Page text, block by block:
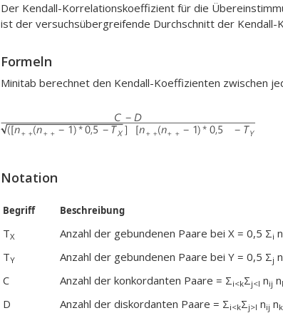
Der Kendall-Korrelationskoeffizient für die
ist der versuchsübergreifende Durchschnitt der Kendall-
Formeln
Minitab berechnet den Kendall-Koeffizienten zwischen
Notation
Begriff Beschreibung
TX Anzahl der gebundenen Paare bei X = 0,5 Σi n
TY Anzahl der gebundenen Paare bei Y = 0,5 Σj n
C
Anzahl der konkordanten Paare = Σi<kΣj<l nij n
D Anzahl der diskordanten Paare = Σi<kΣj>l nij n